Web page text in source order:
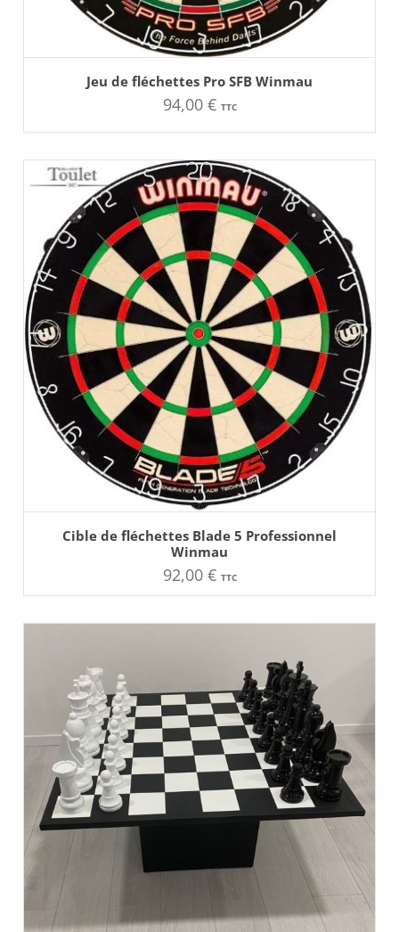
Jeu de fléchettes Pro SFB Winmau
94,00 € TTC
Cible de fléchettes Blade 5 Professionnel
Winmau
92,00 € TTC